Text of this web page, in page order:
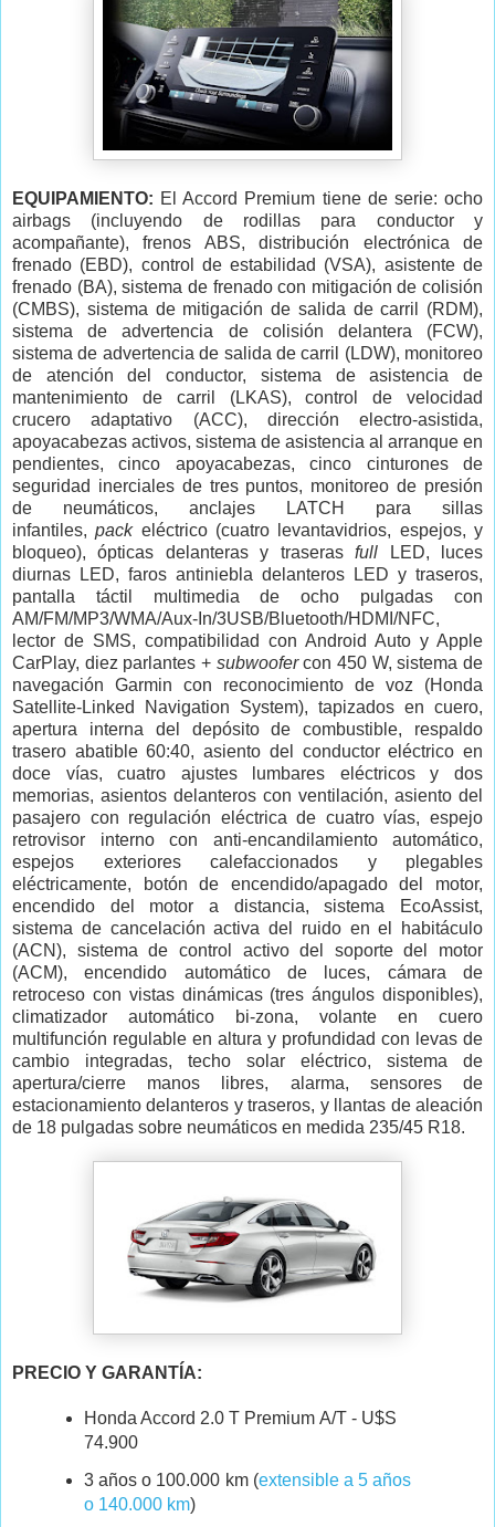
EQUIPAMIENTO: El Accord Premium tiene de serie: ocho
airbags (incluyendo de rodillas para conductor y
acompañante), frenos ABS, distribución electrónica de
frenado (EBD), control de estabilidad (VSA), asistente de
frenado (BA), sistema de frenado con mitigación de colisión
(CMBS), sistema de mitigación de salida de carril (RDM),
sistema de advertencia de colisión delantera (FCW),
sistema de advertencia de salida de carril (LDW), monitoreo
de atención del conductor, sistema de asistencia de
mantenimiento de carril (LKAS), control de velocidad
crucero adaptativo (ACC), dirección electro-asistida,
apoyacabezas activos, sistema de asistencia al arranque en
pendientes, cinco apoyacabezas, cinco cinturones de
seguridad inerciales de tres puntos, monitoreo de presión
de neumáticos, anclajes LATCH para sillas
infantiles,packeléctrico (cuatro levantavidrios, espejos, y
bloqueo), ópticas delanteras y traserasfull LED, luces
diurnas LED, faros antiniebla delanteros LED y traseros,
pantalla táctil multimedia de ocho pulgadas con
AM/FM/MP3/WMA/Aux-In/3USB/Bluetooth/HDMI/NFC,
lector de SMS, compatibilidad con Android Auto y Apple
CarPlay, diez parlantes + subwoofercon 450 W, sistema de
navegación Garmin con reconocimiento de voz (Honda
Satellite-Linked Navigation System), tapizados en cuero,
apertura interna del depósito de combustible, respaldo
trasero abatible 60:40, asiento del conductor eléctrico en
doce vías, cuatro ajustes lumbares eléctricos y dos
memorias, asientos delanteros con ventilación, asiento del
pasajero con regulación eléctrica de cuatro vías, espejo
retrovisor interno con anti-encandilamiento automático,
espejos exteriores calefaccionados y plegables
eléctricamente, botón de encendido/apagado del motor,
encendido del motor a distancia, sistema EcoAssist,
sistema de cancelación activa del ruido en el habitáculo
(ACN), sistema de control activo del soporte del motor
(ACM), encendido automático de luces, cámara de
retroceso con vistas dinámicas (tres ángulos disponibles),
climatizador automático bi-zona, volante en cuero
multifunción regulable en altura y profundidad con levas de
cambio integradas, techo solar eléctrico, sistema de
apertura/cierre manos libres, alarma, sensores de
estacionamiento delanteros y traseros, y llantas de aleación
de 18 pulgadas sobre neumáticos en medida 235/45 R18.
PRECIO Y GARANTÍA:
Honda Accord 2.0 T Premium A/T - U$S
74.900
3 años o 100.000 km (extensible a 5 años
o 140.000 km)